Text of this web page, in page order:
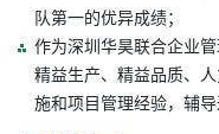
队第一的优异成绩；
作为深圳华昊联合企业管
精益生产、精益品质、
施和项目管理经验，辅导